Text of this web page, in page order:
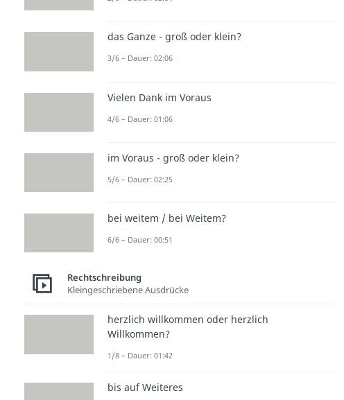
das Ganze - groß oder klein?
3/6 – Dauer: 02:06
Vielen Dank im Voraus
4/6 – Dauer: 01:06
im Voraus - groß oder klein?
5/6 – Dauer: 02:25
bei weitem / bei Weitem?
6/6 – Dauer: 00:51
Rechtschreibung
Kleingeschriebene Ausdrücke
herzlich willkommen oder herzlich
Willkommen?
1/8 – Dauer: 01:42
bis auf Weiteres